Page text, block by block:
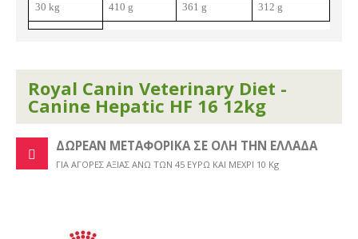
30 kg
410 g 361 g 312 g
Royal Canin Veterinary Diet -
Canine Hepatic HF 16 12kg
ΔΩΡΕΑΝ ΜΕΤΑΦΟΡΙΚΑ ΣΕ ΟΛΗ ΤΗΝ ΕΛΛΑΔΑ
ΓΙΑ ΑΓΟΡΕΣ ΑΞΙΑΣ ΑΝΩ ΤΩΝ 45 ΕΥΡΩ ΚΑΙ ΜΕΧΡΙ 10 Kg